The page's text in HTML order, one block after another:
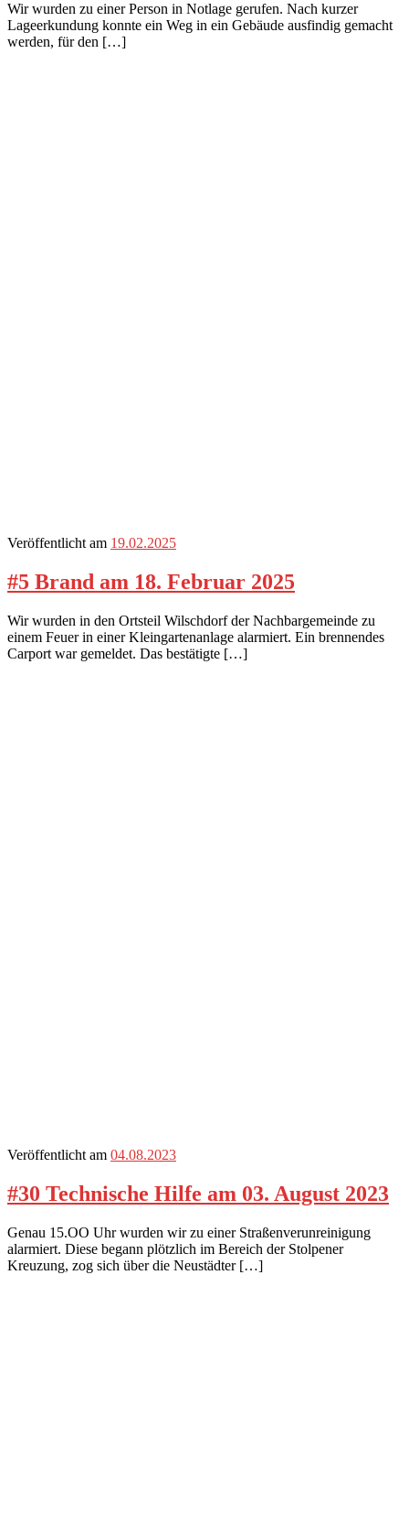
Wir wurden zu einer Person in Notlage gerufen. Nach kurzer
Lageerkundung konnte ein Weg in ein Gebäude ausfindig gemacht
werden, für den […]
Veröffentlicht am 19.02.2025
#5 Brand am 18. Februar 2025
Wir wurden in den Ortsteil Wilschdorf der Nachbargemeinde zu
einem Feuer in einer Kleingartenanlage alarmiert. Ein brennendes
Carport war gemeldet. Das bestätigte […]
Veröffentlicht am 04.08.2023
#30 Technische Hilfe am 03. August 2023
Genau 15.OO Uhr wurden wir zu einer Straßenverunreinigung
alarmiert. Diese begann plötzlich im Bereich der Stolpener
Kreuzung, zog sich über die Neustädter […]